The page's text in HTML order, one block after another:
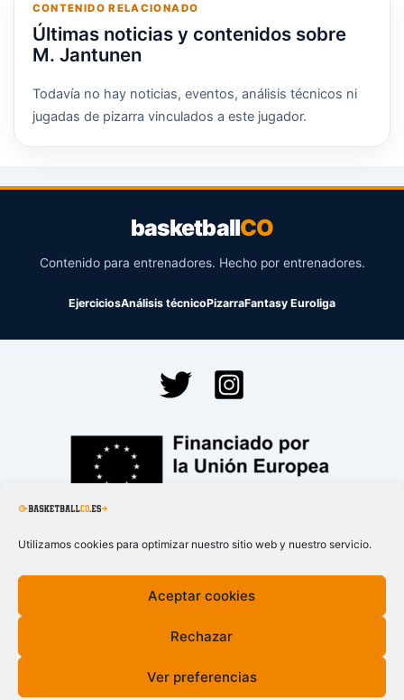
Utilizamos cookies para optimizar nuestro sitio web y nuestro servicio.
Aceptar cookies
Rechazar
Ver preferencias
CONTENIDO RELACIONADO
Últimas noticias y contenidos sobre
M. Jantunen
Todavía no hay noticias, eventos, análisis técnicos ni
jugadas de pizarra vinculados a este jugador.
basketballCO
Contenido para entrenadores. Hecho por entrenadores.
EjerciciosAnálisis técnicoPizarraFantasy Euroliga
Financiado por la Unión Europea – NextGenerationEU
Todos los derechos © 2026 BasketballCO